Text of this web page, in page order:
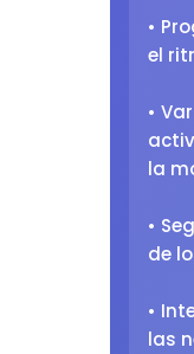
•
el
•
la
•
de
•
las